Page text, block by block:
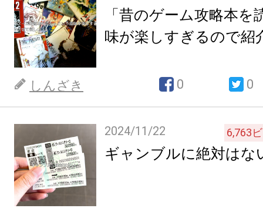
「昔のゲーム攻略本を
味が楽しすぎるので紹
しんざき 0 0
2024/11/22 6,763
ギャンブルに絶対はな